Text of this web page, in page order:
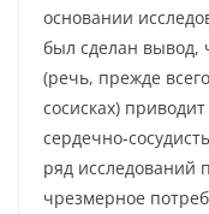
основании
был сделан вывод,
(речь, прежде
сосисках)
сердечно-
ряд исследований
чрезмерное